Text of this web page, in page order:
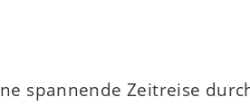
spannende Zeitreise